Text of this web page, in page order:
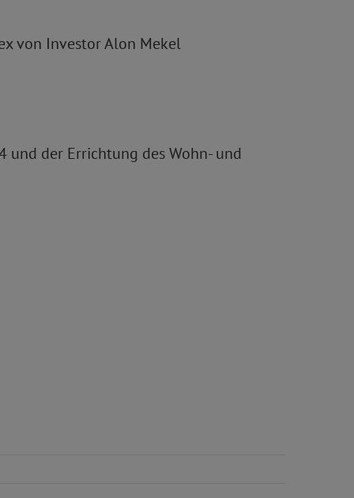
von Investor Alon Mekel
und der Errichtung des Wohn- und